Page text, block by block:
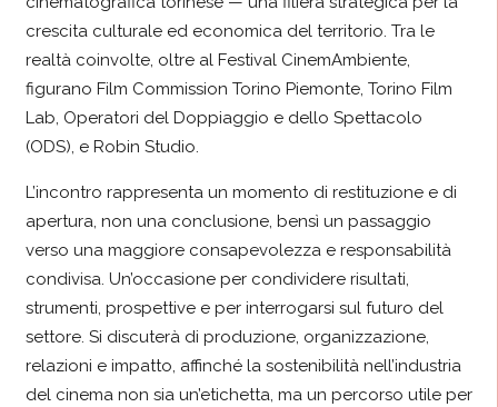
crescita culturale ed economica del territorio. Tra le
realtà coinvolte, oltre al Festival CinemAmbiente,
figurano Film Commission Torino Piemonte, Torino Film
Lab, Operatori del Doppiaggio e dello Spettacolo
(ODS), e Robin Studio.
L’incontro rappresenta un momento di restituzione e di
apertura, non una conclusione, bensì un passaggio
verso una maggiore consapevolezza e responsabilità
condivisa. Un’occasione per condividere risultati,
strumenti, prospettive e per interrogarsi sul futuro del
settore. Si discuterà di produzione, organizzazione,
relazioni e impatto, affinché la sostenibilità nell’industria
del cinema non sia un’etichetta, ma un percorso utile per